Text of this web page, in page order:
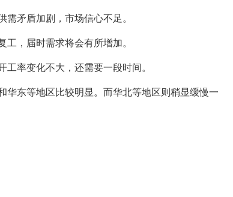
矛盾加剧，市场信心不足。
，届时需求将会有所增加。
率变化不大，还需要一段时间。
东等地区比较明显。而华北等地区则稍显缓慢一